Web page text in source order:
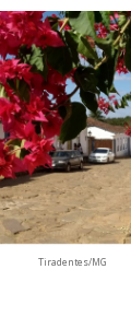
Tiradentes/MG